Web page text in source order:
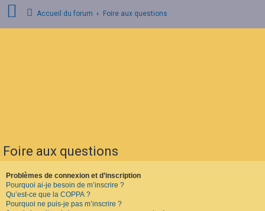
s
c
r
i
p
Accueil du forum Foire aux questions
Foire aux questions
Problèmes de connexion et d’inscription
Pourquoi ai-je besoin de m’inscrire ?
Qu’est-ce que la COPPA ?
Pourquoi ne puis-je pas m’inscrire ?